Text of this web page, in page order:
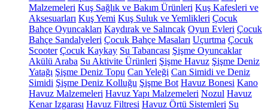
Malzemeleri Kuş Sağlık ve Bakım Ürünleri Kuş Kafesleri ve
Aksesuarları Kuş Yemi Kuş Suluk ve Yemlikleri Çocuk
Bahçe Oyuncakları Kaydırak ve Salıncak Oyun Evleri Çocuk
Bahçe Sandalyeleri Çocuk Bahçe Masaları Uçurtma Çocuk
Scooter Çocuk Kaykay Su Tabancası Şişme Oyuncaklar
Akülü Araba Su Aktivite Ürünleri Şişme Havuz Şişme Deniz
Yatağı Şişme Deniz Topu Can Yeleği Can Simidi ve Deniz
Simidi Şişme Deniz Kolluğu Şişme Bot Havuz Bonesi Kano
Havuz Malzemeleri Havuz Yapı Malzemeleri Nozul Havuz
Kenar Izgarası Havuz Filtresi Havuz Örtü Sistemleri Su